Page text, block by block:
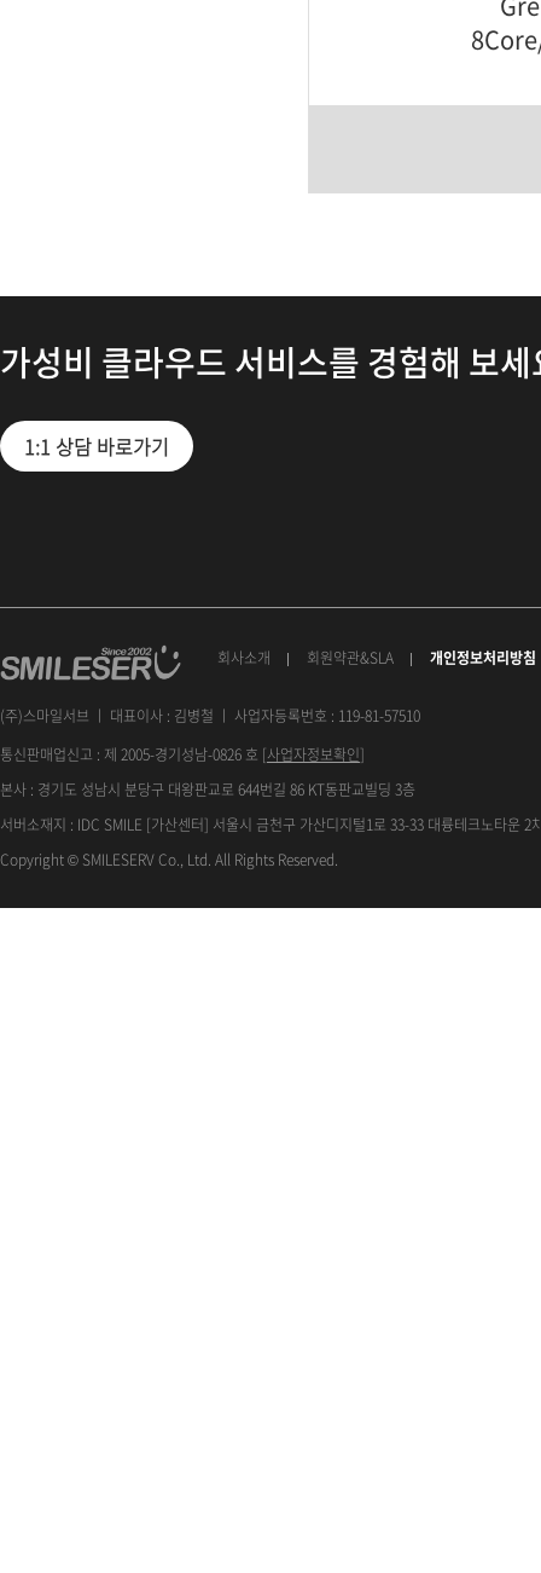
가성비 클라우드 서비스를 경험해 보
1:1 상담 바로가기
회사소개 회원약관&SLA 개인정보처리방침
(주)스마일서브 ㅣ 대표이사 : 김병철 ㅣ 사업자등록번호 : 119-81-57510
통신판매업신고 : 제 2005-경기성남-0826 호 [사업자정보확인]
본사 : 경기도 성남시 분당구 대왕판교로 644번길 86 KT동판교빌딩 3층
서버소재지 : IDC SMILE [가산센터] 서울시 금천구 가산디지털1로 33-33 대륭테크노타운 2
Copyright © SMILESERV Co., Ltd. All Rights Reserved.